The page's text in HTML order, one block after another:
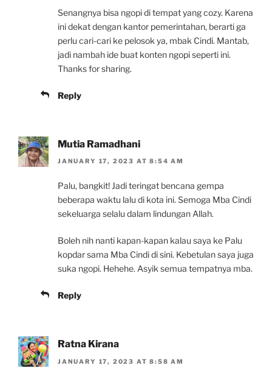
Senangnya bisa ngopi di tempat yang cozy. Karena
ini dekat dengan kantor pemerintahan, berarti ga
perlu cari-cari ke pelosok ya, mbak Cindi. Mantab,
jadi nambah ide buat konten ngopi seperti ini.
Thanks for sharing.
Reply
Mutia Ramadhani
JANUARY 17, 2023 AT 8:54 AM
Palu, bangkit! Jadi teringat bencana gempa
beberapa waktu lalu di kota ini. Semoga Mba Cindi
sekeluarga selalu dalam lindungan Allah.
Boleh nih nanti kapan-kapan kalau saya ke Palu
kopdar sama Mba Cindi di sini. Kebetulan saya juga
suka ngopi. Hehehe. Asyik semua tempatnya mba.
Reply
Ratna Kirana
JANUARY 17, 2023 AT 8:58 AM